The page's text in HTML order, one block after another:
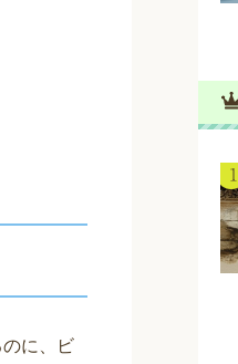
に、ビ